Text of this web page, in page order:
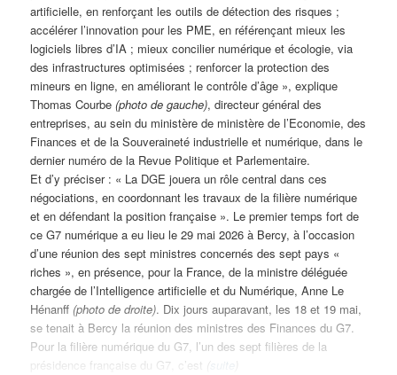
artificielle, en renforçant les outils de détection des risques ;
accélérer l’innovation pour les PME, en référençant mieux les
logiciels libres d’IA ; mieux concilier numérique et écologie, via
des infrastructures optimisées ; renforcer la protection des
mineurs en ligne, en améliorant le contrôle d’âge », explique
Thomas Courbe(photo de gauche), directeur général des
entreprises, au sein du ministère de ministère de l’Economie, des
Finances et de la Souveraineté industrielle et numérique, dans le
dernier numéro de la Revue Politique et Parlementaire.
Et d’y préciser : « La DGE jouera un rôle central dans ces
négociations, en coordonnant les travaux de la filière numérique
et en défendant la position française ». Le premier temps fort de
ce G7 numérique a eu lieu le 29 mai 2026 à Bercy, à l’occasion
d’une réunion des sept ministres concernés des sept pays «
riches », en présence, pour la France, de la ministre déléguée
chargée de l’Intelligence artificielle et du Numérique, Anne Le
Hénanff (photo de droite). Dix jours auparavant, les 18 et 19 mai,
se tenait à Bercy la réunion des ministres des Finances du G7.
Pour la filière numérique du G7, l’un des sept filières de la
présidence française du G7, c’est
suite